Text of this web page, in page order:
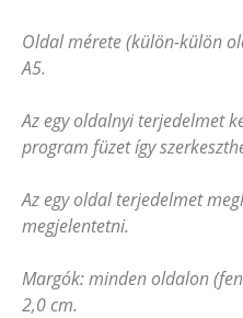
Oldal mérete (külön-külön
A5.
Az egy oldalnyi terjedelmet
program füzet így
Az egy oldal terjedelmet
megjelentetni.
Margók: minden oldalon
2,0 cm.